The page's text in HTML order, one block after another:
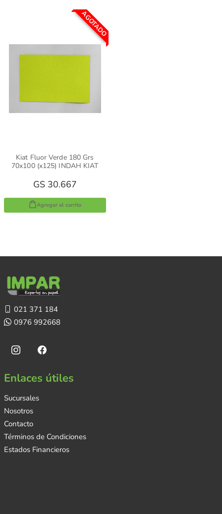
AGOTADO
Kiat Fluor Verde 180 Grs
70x100 (x125) INDAH KIAT
GS 30.667
Agregar al carrito
021 371 184
0976 992668
Enlaces útiles
Sucursales
Nosotros
Contacto
Términos de Condiciones
Estados Financieros